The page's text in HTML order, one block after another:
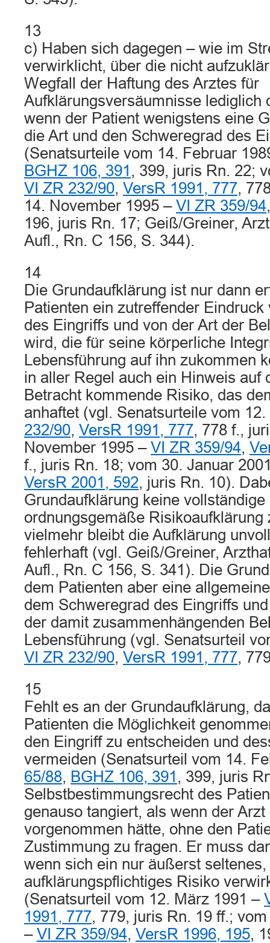
13
c) Haben sich dagegen – wie im
verwirklicht, über die nicht
Wegfall der Haftung des Arztes für
Aufklärungsversäumnisse lediglich
wenn der Patient wenigstens eine
die Art und den Schweregrad des
(Senatsurteile vom 14. Februar
BGHZ 106, 391 , 399, juris Rn. 22;
VI ZR 232/90, VersR 1991, 777,
14. November 1995 – VI ZR 359/94
196, juris Rn. 17; Geiß/Greiner,
Aufl., Rn. C 156, S. 344).
14
Die Grundaufklärung ist nur dann
Patienten ein zutreffender
des Eingriffs und von der Art der
wird, die für seine körperliche
Lebensführung auf ihn zukommen
in aller Regel auch ein Hinweis auf
Betracht kommende Risiko, das
anhaftet (vgl. Senatsurteile vom
232/90, VersR 1991, 777, 778 f.,
November 1995 – VI ZR 359/94,
f., juris Rn. 18; vom 30. Januar
VersR 2001, 592, juris Rn. 10).
Grundaufklärung keine vollständige
ordnungsgemäße Risikoaufklärung
vielmehr bleibt die Aufklärung
fehlerhaft (vgl. Geiß/Greiner,
Aufl., Rn. C 156, S. 341). Die
dem Patienten aber eine
dem Schweregrad des Eingriffs
der damit zusammenhängenden
Lebensführung (vgl. Senatsurteil
VI ZR 232/90, VersR 1991, 777,
15
Fehlt es an der Grundaufklärung,
Patienten die Möglichkeit
den Eingriff zu entscheiden und
vermeiden (Senatsurteil vom 14.
65/88, BGHZ 106, 391 , 399, juris
Selbstbestimmungsrecht des
genauso tangiert, als wenn der
vorgenommen hätte, ohne den
Zustimmung zu fragen. Er muss
wenn sich ein nur äußerst seltenes,
aufklärungspflichtiges Risiko
(Senatsurteil vom 12. März 1991 –
1991, 777, 779, juris Rn. 19 ff.;
– VI ZR 359/94, VersR 1996, 195,